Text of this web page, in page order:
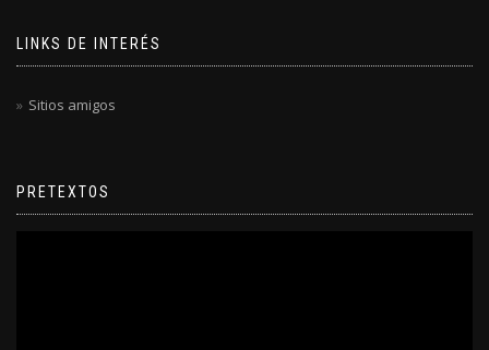
LINKS DE INTERÉS
Sitios amigos
PRETEXTOS